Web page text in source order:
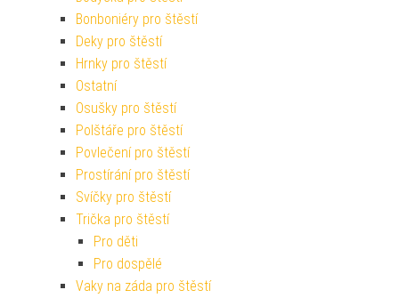
Bonboniéry pro štěstí
Deky pro štěstí
Hrnky pro štěstí
Ostatní
Osušky pro štěstí
Polštáře pro štěstí
Povlečení pro štěstí
Prostírání pro štěstí
Svíčky pro štěstí
Trička pro štěstí
Pro děti
Pro dospělé
Vaky na záda pro štěstí